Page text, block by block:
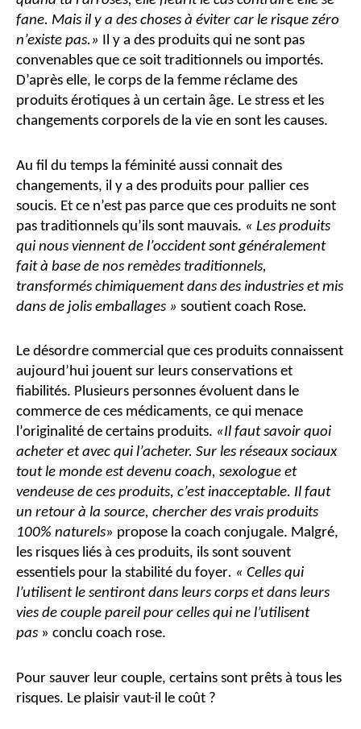
fane. Mais il y a des choses à éviter car le risque zéro
n’existe pas.» Il y a des produits qui ne sont pas
convenables que ce soit traditionnels ou importés.
D’après elle, le corps de la femme réclame des
produits érotiques à un certain âge. Le stress et les
changements corporels de la vie en sont les causes.
Au fil du temps la féminité aussi connait des
changements, il y a des produits pour pallier ces
soucis. Et ce n’est pas parce que ces produits ne sont
pas traditionnels qu’ils sont mauvais. « Les produits
qui nous viennent de l’occident sont généralement
fait à base de nos remèdes traditionnels,
transformés chimiquement dans des industries et mis
dans de jolis emballages » soutient coach Rose.
Le désordre commercial que ces produits connaissent
aujourd’hui jouent sur leurs conservations et
fiabilités. Plusieurs personnes évoluent dans le
commerce de ces médicaments, ce qui menace
l’originalité de certains produits. «Il faut savoir quoi
acheter et avec qui l’acheter. Sur les réseaux sociaux
tout le monde est devenu coach, sexologue et
vendeuse de ces produits, c’est inacceptable. Il faut
un retour à la source, chercher des vrais produits
100% naturels» propose la coach conjugale. Malgré,
les risques liés à ces produits, ils sont souvent
essentiels pour la stabilité du foyer. « Celles qui
l’utilisent le sentiront dans leurs corps et dans leurs
vies de couple pareil pour celles qui ne l’utilisent
pas » conclu coach rose.
Pour sauver leur couple, certains sont prêts à tous les
risques. Le plaisir vaut-il le coût ?